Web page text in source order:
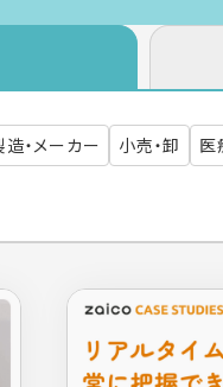
・メーカー 小売・卸 医